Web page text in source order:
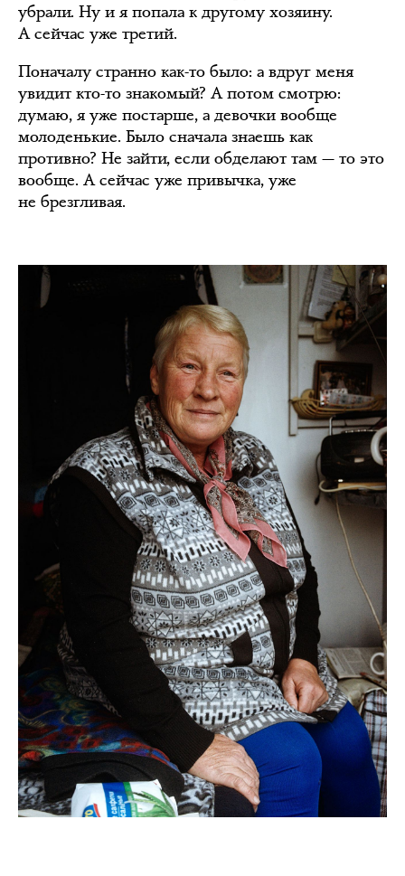
убрали. Ну и я попала к другому хозяину.
А сейчас уже третий.
Поначалу странно как-то было: а вдруг меня
увидит кто-то знакомый? А потом смотрю:
думаю, я уже постарше, а девочки вообще
молоденькие. Было сначала знаешь как
противно? Не зайти, если обделают там — то это
вообще. А сейчас уже привычка, уже
не брезгливая.